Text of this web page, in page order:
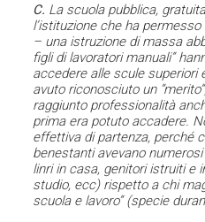
C. La scuola pubblica,
l’istituzione che ha
– una istruzione di massa
figli di lavoratori manuali”
accedere alle scule superiori
avuto riconosciuto un
raggiunto professionalità
prima era potuto accadere.
effettiva di partenza, perché
benestanti avevano
linri in casa, genitori istruiti e
studio, ecc) rispetto a chi
scuola e lavoro” (specie